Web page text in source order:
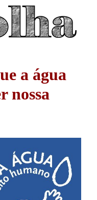
a água
nossa